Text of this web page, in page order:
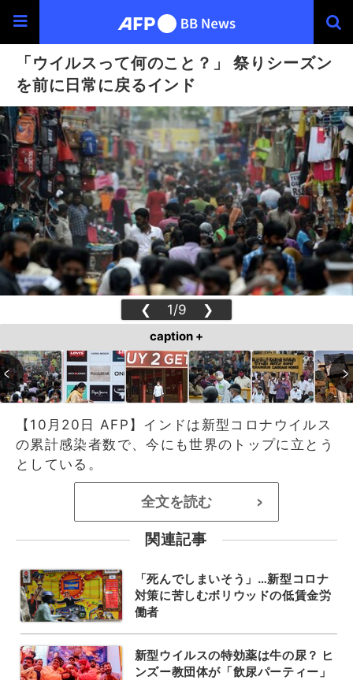
「ウイルスって何のこと？」 祭りシーズン
を前に日常に戻るインド
❮ 1/9 ❯
caption +
【10月20日 AFP】インドは新型コロナウイルス
の累計感染者数で、今にも世界のトップに立とう
としている。
全文を読む >
関連記事
「死んでしまいそう」…新型コロナ
対策に苦しむボリウッドの低賃金労
働者
新型ウイルスの特効薬は牛の尿？ ヒ
ンズー教団体が「飲尿パーティー」